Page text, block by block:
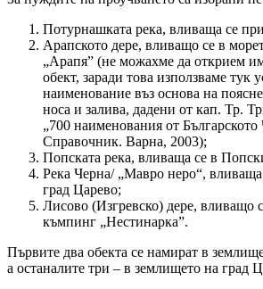
Потурнашката река, вливаща се
Арапското дере, вливащо се в
„Арапя” (не можахме да открием
обект, заради това използваме тук
наименование въз основа на
носа и залива, дадени от кап. Тр.
„700 наименования от
Справочник. Варна, 2003);
Попската река, вливаща се в
Река Черна/ „Мавро неро“, вливаща
град Царево;
Лисово (Изгревско) дере, вливащо
къмпинг „Нестинарка”.
Първите два обекта се намират в
а останалите три – в землището на град